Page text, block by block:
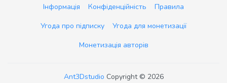
Інформація Конфіденційність
Правила
Угода про підписку
Угода для монетизації
Монетизація авторів
Ant3Dstudio Copyright © 2026